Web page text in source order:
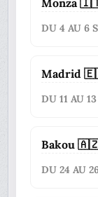
Monza
DU 4 AU 6
Madrid
DU 11 AU
Bakou
DU 24 AU